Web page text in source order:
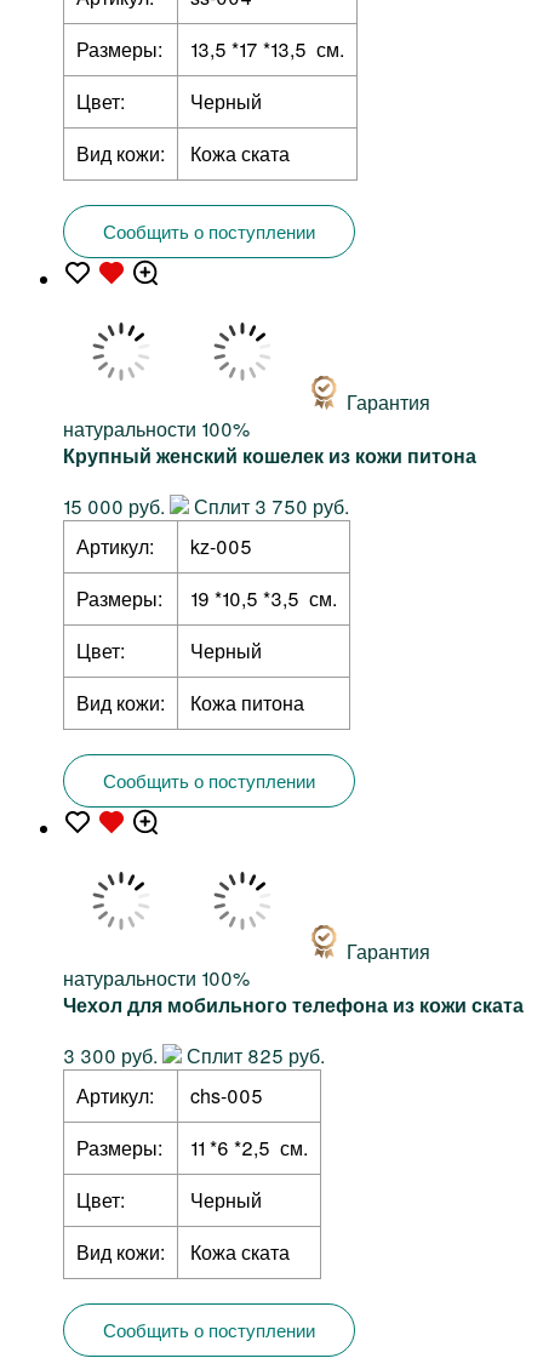
Размеры:
13,5 *17 *13,5 см.
Цвет:
Черный
Вид кожи:
Кожа ската
Сообщить о поступлении
Гарантия
натуральности 100%
Крупный женский кошелек из кожи питона
15 000 руб.
Сплит 3 750 руб.
Артикул:
kz-005
Размеры:
19 *10,5 *3,5 см.
Цвет:
Черный
Вид кожи:
Кожа питона
Сообщить о поступлении
Гарантия
натуральности 100%
Чехол для мобильного телефона из кожи ската
3 300 руб.
Сплит 825 руб.
Артикул:
chs-005
Размеры:
11 *6 *2,5 см.
Цвет:
Черный
Вид кожи:
Кожа ската
Сообщить о поступлении